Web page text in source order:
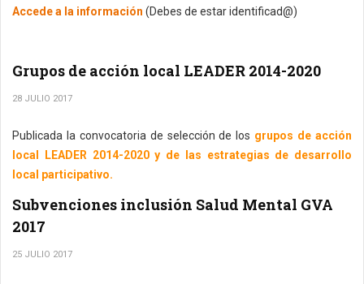
Accede a la información (Debes de estar identificad@)
Grupos de acción local LEADER 2014-2020
28 JULIO 2017
Publicada la convocatoria de selección de los grupos de acción
local LEADER 2014-2020 y de las estrategias de desarrollo
local participativo.
Subvenciones inclusión Salud Mental GVA
2017
25 JULIO 2017